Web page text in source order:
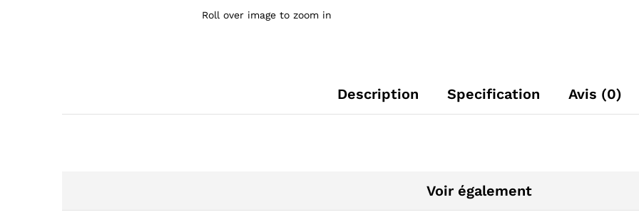
Roll over image to zoom in
Description Specification Avis (0)
Voir également